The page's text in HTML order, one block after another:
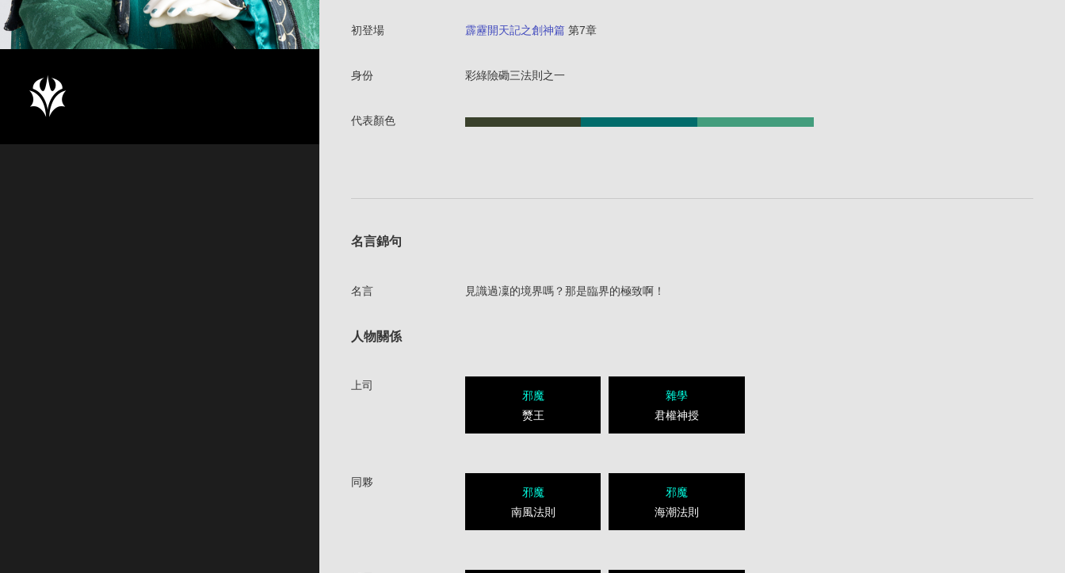
初登場 霹靂開天記之創神篇 第7章
身份 彩綠險磡三法則之一
代表顏色
名言錦句
名言 見識過凜的境界嗎？那是臨界的極致啊！
人物關係
上司
邪魔
燹王
雜學
君權神授
同夥
邪魔
南風法則
邪魔
海潮法則